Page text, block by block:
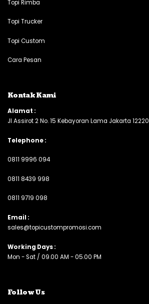
Topi Rimba
Topi Trucker
Topi Custom
Cara Pesan
Kontak Kami
Alamat :
Jl Assirot 2 No. 15 Kebayoran Lama Jakarta 12220
Telephone :
0811 9996 094
0811 8439 998
0811 9719 098
Email :
sales@topicustompromosi.com
Working Days :
Mon - Sat / 09.00 AM - 05.00 PM
Follow Us